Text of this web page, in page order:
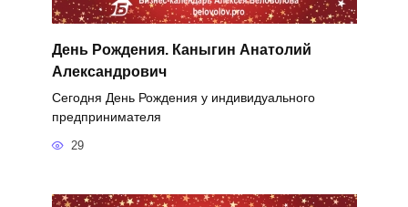
День Рождения. Каныгин Анатолий
Александрович
Сегодня День Рождения у индивидуального
предпринимателя
29